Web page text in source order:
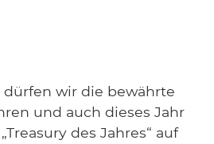
wir die bewährte
und auch dieses Jahr
des Jahres“ auf